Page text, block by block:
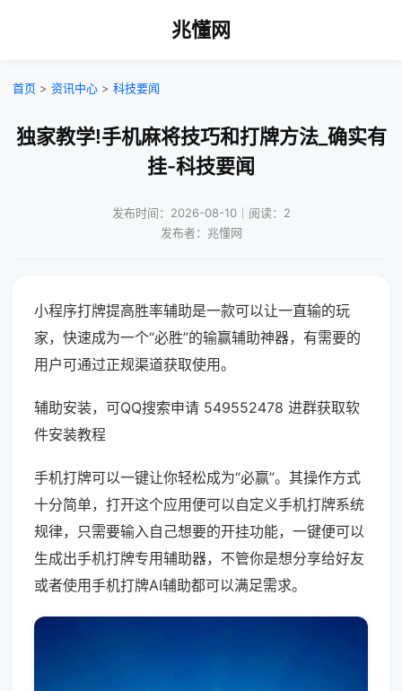
兆懂网
首页 > 资讯中心 > 科技要闻
独家教学!手机麻将技巧和打牌方法_确实有
挂-科技要闻
发布时间：2026-08-10｜阅读：2
发布者：兆懂网
小程序打牌提高胜率辅助是一款可以让一直输的玩
家，快速成为一个“必胜”的输赢辅助神器，有需要的
用户可通过正规渠道获取使用。
辅助安装，可QQ搜索申请 549552478 进群获取软
件安装教程
手机打牌可以一键让你轻松成为“必赢”。其操作方式
十分简单，打开这个应用便可以自定义手机打牌系统
规律，只需要输入自己想要的开挂功能，一键便可以
生成出手机打牌专用辅助器，不管你是想分享给好友
或者使用手机打牌AI辅助都可以满足需求。